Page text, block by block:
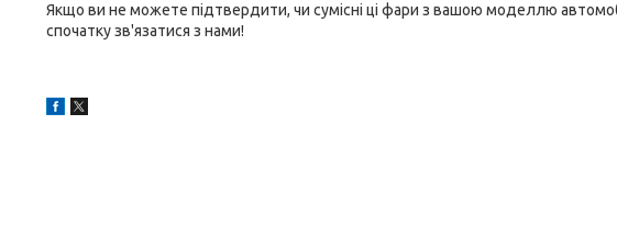
Якщо ви не можете підтвердити, чи сумісні ці фари з вашою моделлю
спочатку зв'язатися з нами!